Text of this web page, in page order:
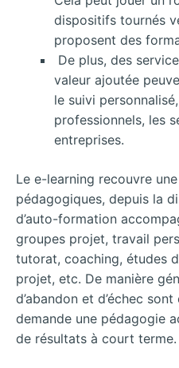
dispositifs tournés
proposent des
De plus, des
valeur ajoutée
le suivi
professionnels, les
entreprises.
Le e-learning recouvre
pédagogiques, depuis la
d’auto-formation
groupes projet, travail
tutorat, coaching, études
projet, etc. De manière
d’abandon et d’échec
demande une pédagogie
de résultats à court terme.